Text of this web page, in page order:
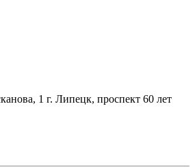
1 г. Липецк, проспект 60 лет